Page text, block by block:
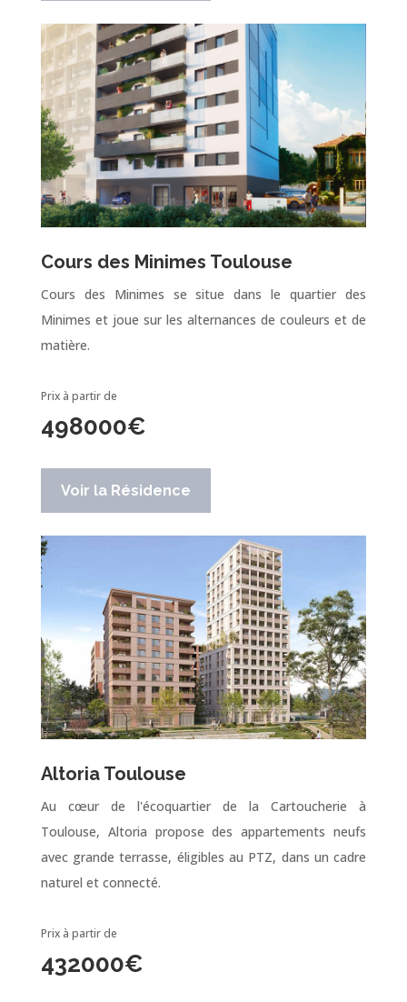
Cours des Minimes Toulouse
Cours des Minimes se situe dans le quartier des
Minimes et joue sur les alternances de couleurs et de
matière.
Prix à partir de
498000€
Voir la Résidence
Altoria Toulouse
Au cœur de l'écoquartier de la Cartoucherie à
Toulouse, Altoria propose des appartements neufs
avec grande terrasse, éligibles au PTZ, dans un cadre
naturel et connecté.
Prix à partir de
432000€